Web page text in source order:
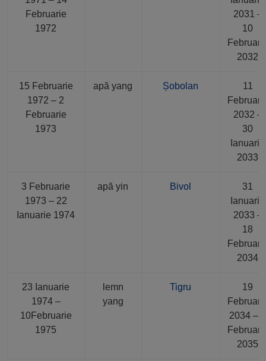
Februarie
1972
2031 –
10
2032
15 Februarie
1972 – 2
Februarie
1973
apă yang Șobolan
11
2032 –
30
Ianuarie
2033
3 Februarie
1973 – 22
Ianuarie 1974
apă yin Bivol
31
Ianuarie
2033 –
18
2034
23 Ianuarie
1974 –
10Februarie
1975
lemn
yang
Tigru
19
2034 – 7
2035